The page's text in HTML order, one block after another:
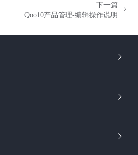
下一篇
Qoo10产品管理-编辑操作说明